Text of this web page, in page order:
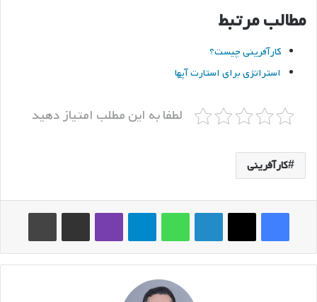
مطالب مرتبط
کارآفرینی چیست؟
استراتژی برای استارت آپها
لطفا به این مطلب امتیاز دهید
کارآفرینی
فیس بوک ایکس لینکدین واتس آپ تلگرام وایبر اشتراک گذاری از طریق ایمیل چاپ